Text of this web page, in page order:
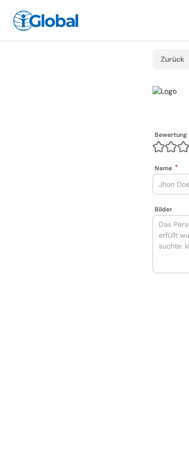
Zurück
Bewertung
Name
Bilder